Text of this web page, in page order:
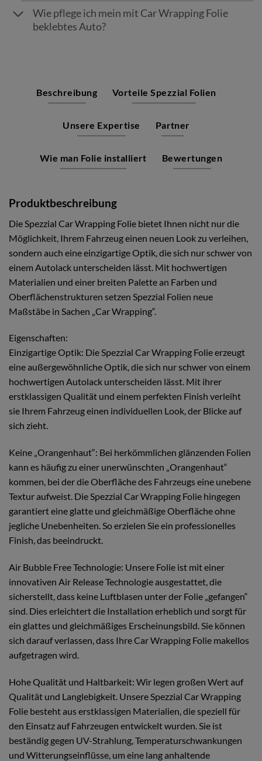
Wie pflege ich mein mit Car Wrapping Folie
beklebtes Auto?
Beschreibung Vorteile Spezzial Folien
Unsere Expertise Partner
Wie man Folie installiert Bewertungen
Produktbeschreibung
Die Spezzial Car Wrapping Folie bietet Ihnen nicht nur die
Möglichkeit, Ihrem Fahrzeug einen neuen Look zu verleihen,
sondern auch eine einzigartige Optik, die sich nur schwer von
einem Autolack unterscheiden lässt. Mit hochwertigen
Materialien und einer breiten Palette an Farben und
Oberflächenstrukturen setzen Spezzial Folien neue
Maßstäbe in Sachen „Car Wrapping“.
Eigenschaften:
Einzigartige Optik: Die Spezzial Car Wrapping Folie erzeugt
eine außergewöhnliche Optik, die sich nur schwer von einem
hochwertigen Autolack unterscheiden lässt. Mit ihrer
erstklassigen Qualität und einem perfekten Finish verleiht
sie Ihrem Fahrzeug einen individuellen Look, der Blicke auf
sich zieht.
Keine „Orangenhaut“: Bei herkömmlichen glänzenden Folien
kann es häufig zu einer unerwünschten „Orangenhaut“
kommen, bei der die Oberfläche des Fahrzeugs eine unebene
Textur aufweist. Die Spezzial Car Wrapping Folie hingegen
garantiert eine glatte und gleichmäßige Oberfläche ohne
jegliche Unebenheiten. So erzielen Sie ein professionelles
Finish, das beeindruckt.
Air Bubble Free Technologie: Unsere Folie ist mit einer
innovativen Air Release Technologie ausgestattet, die
sicherstellt, dass keine Luftblasen unter der Folie „gefangen“
sind. Dies erleichtert die Installation erheblich und sorgt für
ein glattes und gleichmäßiges Erscheinungsbild. Sie können
sich darauf verlassen, dass Ihre Car Wrapping Folie makellos
aufgetragen wird.
Hohe Qualität und Haltbarkeit: Wir legen großen Wert auf
Qualität und Langlebigkeit. Unsere Spezzial Car Wrapping
Folie besteht aus erstklassigen Materialien, die speziell für
den Einsatz auf Fahrzeugen entwickelt wurden. Sie ist
beständig gegen UV-Strahlung, Temperaturschwankungen
und Witterungseinflüsse, um eine lang anhaltende